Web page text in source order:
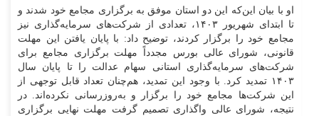
او با بیان این‌که این دو استان موفق به برگزاری مجامع خود شدند و
تا ابتدای شهریور ۱۴۰۳، تعدادی از شرکت‌های سرمایه‌گذاری نیز
مجامع خود را برگزار کردند، توضیح داد: با پایان یافتن این مهلت
قانونی، شورای عالی بورس مجدداً مهلت برگزاری مجامع برای
شرکت‌های سرمایه‌گذاری استانی سهام عدالت را تا پایان سال
۱۴۰۳ تمدید کرد. با وجود این تمدید، هم‌چنان تعداد قابل توجهی از
این شرکت‌ها مجامع خود را برگزار و به‌روزرسانی نکرده‌اند. در
نتیجه، شورای عالی واگذاری تصمیم گرفت مهلت نهایی برگزاری